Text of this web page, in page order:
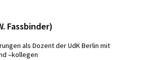
Fassbinder)
als Dozent der UdK Berlin mit
–kollegen